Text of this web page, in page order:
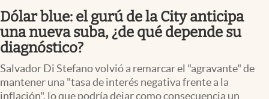
Uruguay
Negocios
Columnistas
Apertura
Dólar blue: el gurú de la City anticipa
una nueva suba, ¿de qué depende su
diagnóstico?
Salvador Di Stefano volvió a remarcar el "agravante" de
mantener una "tasa de interés negativa frente a la
inflación", lo que podría dejar como consecuencia un